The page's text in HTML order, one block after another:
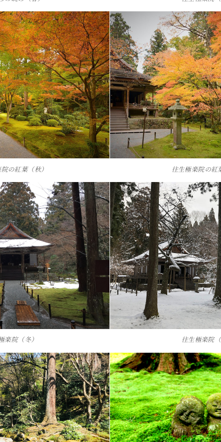
の紅葉（秋） 往生極楽院の紅
楽院（冬） 往生極楽院